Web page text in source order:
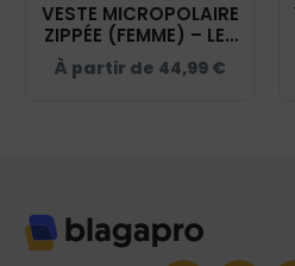
VESTE MICROPOLAIRE
ZIPPÉE (FEMME) – LES
GRANDES MARQUES -
NAVY – K907
À partir de 44,99 €